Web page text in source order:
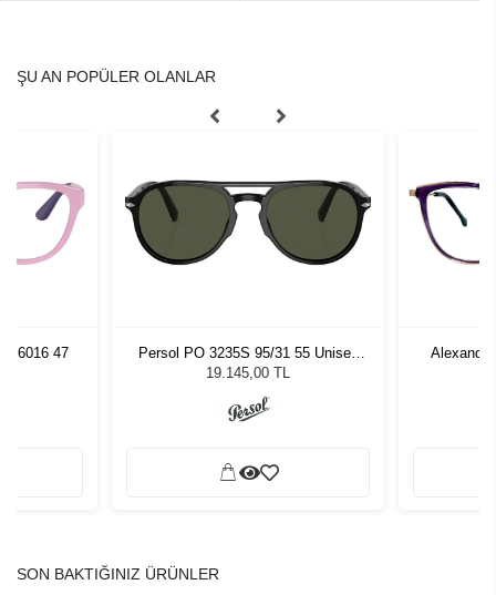
ŞU AN POPÜLER OLANLAR
6016 47
Persol PO 3235S 95/31 55 Unisex
Güneş Gözlüğü
19.145,00 TL
SON BAKTIĞINIZ ÜRÜNLER